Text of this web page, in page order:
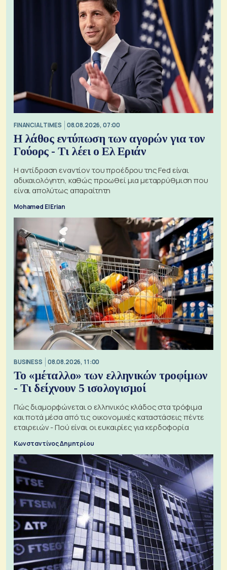
FINANCIAL TIMES 08.08.2026, 07:00
Η λάθος εντύπωση των αγορών για τον
Γούορς - Τι λέει ο Ελ Εριάν
Η αντίδραση εναντίον του προέδρου της Fed είναι
αδικαιολόγητη, καθώς προωθεί μια μεταρρύθμιση που
είναι απολύτως απαραίτητη
Mohamed El Erian
BUSINESS 08.08.2026, 11:00
Το «μέταλλο» των ελληνικών τροφίμων
- Τι δείχνουν 5 ισολογισμοί
Πώς διαμορφώνεται ο ελληνικός κλάδος στα τρόφιμα
και ποτά μέσα από τις οικονομικές καταστάσεις πέντε
εταιρειών - Πού είναι οι ευκαιρίες για κερδοφορία
Κωνσταντίνος Δημητρίου